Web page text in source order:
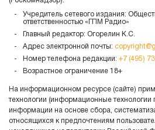
Учредитель сетевого издания:
ответственностью «ГПМ Радио»
Главный редактор: Огорелин К.С.
Адрес электронной почты:
Номер телефона редакции: +7 (495)
Возрастное ограничение 18+
На информационном ресурсе (сайте)
технологии (информационные технологии
информации на основе сбора,
относящихся к предпочтениям